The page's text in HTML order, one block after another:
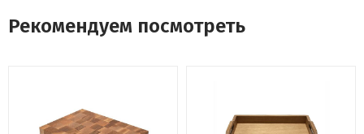
Рекомендуем посмотреть